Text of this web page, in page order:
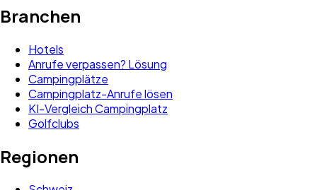
Branchen
Hotels
Anrufe verpassen? Lösung
Campingplätze
Campingplatz-Anrufe lösen
KI-Vergleich Campingplatz
Golfclubs
Regionen